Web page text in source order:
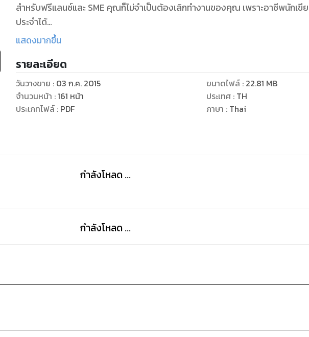
สำหรับฟรีแลนซ์และ SME คุณก็ไม่จำเป็นต้องเลิกทำงานของคุณ เพราะอาชีพนักเขี
ประจำได้
รายได้จากหนังสือเป็น passive income คุณไม่ต้องทำตลอดเวลา แต่ถ้าหนังสือวางข
เชื่อว่าหลายๆ คนคงมีเป้าหมายที่จะทำอะไรสักอย่างที่ชอบและสร้างรายได้ด้วย การ
amazon เป็นอีกทางเลือกหนึ่งค่ะ นอกจากรายได้จากการเขียนหนังสือแล้ว สิ่งที่เราจ
แสดงมากขึ้น
รายละเอียด
วันวางขาย : 03 ก.ค. 2015
จำนวนหน้า :161 หน้า
ประเภทไฟล์: PDF
ขนาดไฟล์: 22.81 MB
ประเทศ : TH
ภาษา : Thai
กำลังโหลด ...
กำลังโหลด ...